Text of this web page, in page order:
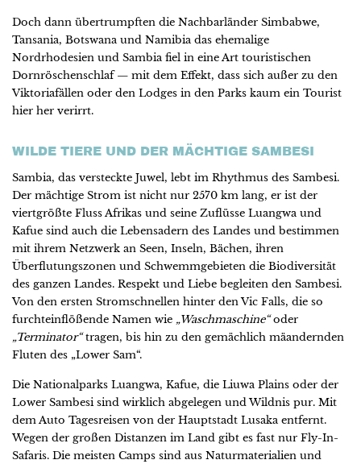
Doch dann übertrumpften die Nachbarländer Simbabwe,
Tansania, Botswana und Namibia das ehemalige
Nordrhodesien und Sambia fiel in eine Art touristischen
Dornröschenschlaf — mit dem Effekt, dass sich außer zu den
Viktoriafällen oder den Lodges in den Parks kaum ein Tourist
hier her verirrt.
WILDE TIERE UND DER MÄCHTIGE SAMBESI
Sambia, das versteckte Juwel, lebt im Rhythmus des Sambesi.
Der mächtige Strom ist nicht nur 2570 km lang, er ist der
viertgrößte Fluss Afrikas und seine Zuflüsse Luangwa und
Kafue sind auch die Lebensadern des Landes und bestimmen
mit ihrem Netzwerk an Seen, Inseln, Bächen, ihren
Überflutungszonen und Schwemmgebieten die Biodiversität
des ganzen Landes. Respekt und Liebe begleiten den Sambesi.
Von den ersten Stromschnellen hinter den Vic Falls, die so
furchteinflößende Namen wie „Waschmaschine“oder
„Terminator“tragen, bis hin zu den gemächlich mäandernden
Fluten des „Lower Sam“.
Die Nationalparks Luangwa, Kafue, die Liuwa Plains oder der
Lower Sambesi sind wirklich abgelegen und Wildnis pur. Mit
dem Auto Tagesreisen von der Hauptstadt Lusaka entfernt.
Wegen der großen Distanzen im Land gibt es fast nur Fly-In-
Safaris. Die meisten Camps sind aus Naturmaterialien und